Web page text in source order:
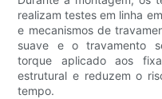
realizam testes em linha
e mecanismos de
suave e o travamento
torque aplicado aos
estrutural e reduzem o
tempo.